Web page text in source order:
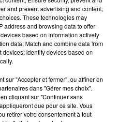
situation sanitaire liée à
de VITAA & Slimane qui
surMardi 3
and present advertising and content;
These technologies may
address and browsing data to offer
based on information actively
data; Match and combine data from
Identify devices based on
sur "Accepter et fermer", ou affiner en
dans "Gérer mes choix".
cliquant sur "Continuer sans
que pour ce site. Vous
retirer votre consentement à tout